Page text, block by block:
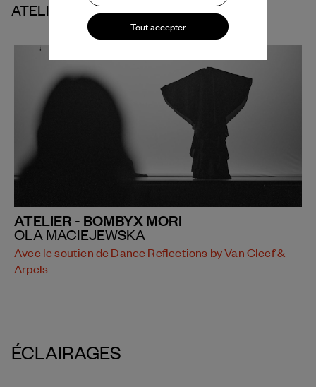
ATELIERS
ATELIER - BOMBYX MORI
OLA MACIEJEWSKA
Avec le soutien de Dance Reflections by Van Cleef &
Arpels
ÉCLAIRAGES
Tout accepter